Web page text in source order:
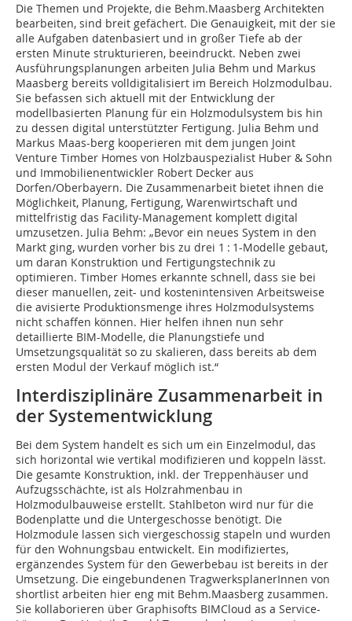
Die Themen und Projekte, die Behm.Maasberg Architekten
bearbeiten, sind breit gefächert. Die Genauigkeit, mit der sie
alle Aufgaben datenbasiert und in großer Tiefe ab der
ersten Minute strukturieren, beeindruckt. Neben zwei
Ausführungsplanungen arbeiten Julia Behm und Markus
Maasberg bereits volldigitalisiert im Bereich Holzmodulbau.
Sie befassen sich aktuell mit der Entwicklung der
modellbasierten Planung für ein Holzmodulsystem bis hin
zu dessen digital unterstützter Fertigung. Julia Behm und
Markus Maas-berg kooperieren mit dem jungen Joint
Venture Timber Homes von Holzbauspezialist Huber & Sohn
und Immobilienentwickler Robert Decker aus
Dorfen/Oberbayern. Die Zusammenarbeit bietet ihnen die
Möglichkeit, Planung, Fertigung, Warenwirtschaft und
mittelfristig das Facility-Management komplett digital
umzusetzen. Julia Behm: „Bevor ein neues System in den
Markt ging, wurden vorher bis zu drei 1 : 1-Modelle gebaut,
um daran Konstruktion und Fertigungstechnik zu
optimieren. Timber Homes erkannte schnell, dass sie bei
dieser manuellen, zeit- und kostenintensiven Arbeitsweise
die avisierte Produktionsmenge ihres Holzmodulsystems
nicht schaffen können. Hier helfen ihnen nun sehr
detaillierte BIM-Modelle, die Planungstiefe und
Umsetzungsqualität so zu skalieren, dass bereits ab dem
ers­ten Modul der Verkauf möglich ist.“
Interdisziplinäre Zusammenarbeit in
der Systementwicklung
Bei dem System handelt es sich um ein Einzelmodul, das
sich horizontal wie vertikal modifizieren und koppeln lässt.
Die gesamte Konstruktion, inkl. der Treppenhäuser und
Aufzugsschächte, ist als Holzrahmenbau in
Holzmodulbauweise erstellt. Stahlbeton wird nur für die
Bodenplatte und die Untergeschosse benötigt. Die
Holzmodule lassen sich viergeschossig stapeln und wurden
für den Wohnungsbau entwickelt. Ein modifiziertes,
ergänzendes System für den Gewerbebau ist bereits in der
Umsetzung. Die eingebundenen TragwerksplanerInnen von
shortlist arbeiten hier eng mit Behm.Maasberg zusammen.
Sie kolla­borieren über Graphisofts BIMCloud as a Service-